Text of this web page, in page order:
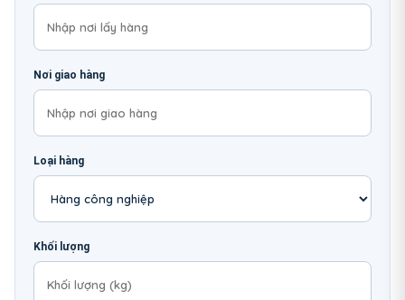
Nơi giao hàng
Loại hàng
Khối lượng